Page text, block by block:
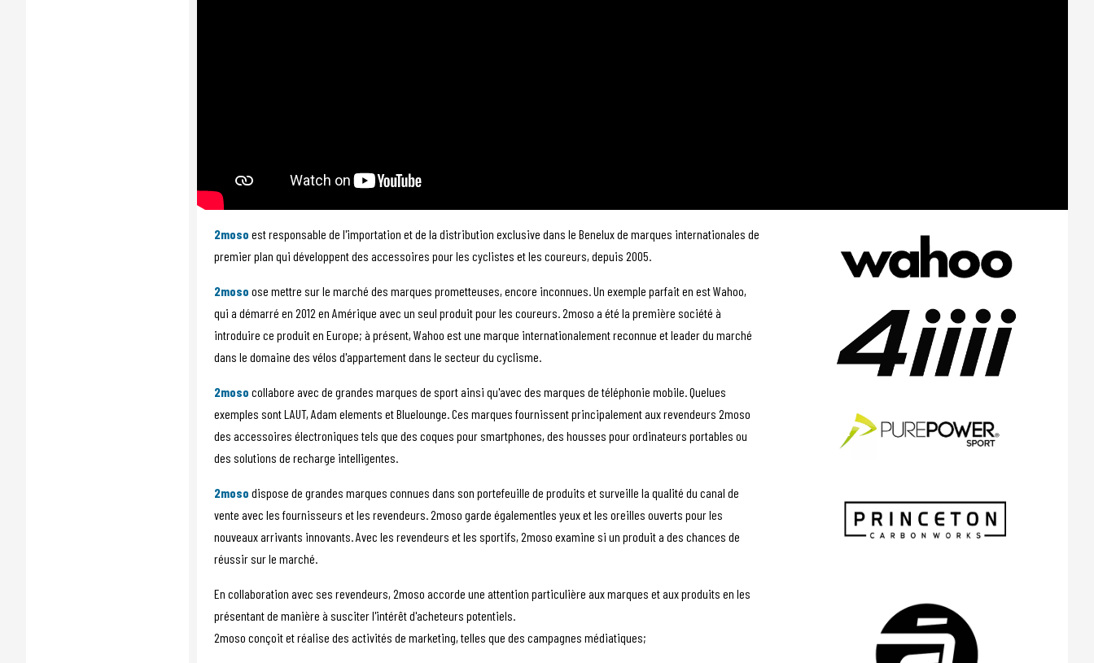
2moso est responsable de l'importation et de la distribution exclusive dans le Benelux de marques internationales de
premier plan qui développent des accessoires pour les cyclistes et les coureurs, depuis 2005.
2moso ose mettre sur le marché des marques prometteuses, encore inconnues. Un exemple parfait en est Wahoo,
qui a démarré en 2012 en Amérique avec un seul produit pour les coureurs. 2moso a été la première société à
introduire ce produit en Europe; à présent, Wahoo est une marque internationalement reconnue et leader du marché
dans le domaine des vélos d'appartement dans le secteur du cyclisme.
2moso collabore avec de grandes marques de sport ainsi qu'avec des marques de téléphonie mobile. Quelues
exemples sont LAUT, Adam elements et Bluelounge. Ces marques fournissent principalement aux revendeurs 2moso
des accessoires électroniques tels que des coques pour smartphones, des housses pour ordinateurs portables ou
des solutions de recharge intelligentes.
2moso dispose de grandes marques connues dans son portefeuille de produits et surveille la qualité du canal de
vente avec les fournisseurs et les revendeurs. 2moso garde égalementles yeux et les oreilles ouverts pour les
nouveaux arrivants innovants. Avec les revendeurs et les sportifs, 2moso examine si un produit a des chances de
réussir sur le marché.
En collaboration avec ses revendeurs, 2moso accorde une attention particulière aux marques et aux produits en les
présentant de manière à susciter l'intérêt d'acheteurs potentiels.
2moso conçoit et réalise des activités de marketing, telles que des campagnes médiatiques;